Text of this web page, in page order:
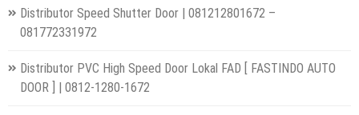
Distributor Speed Shutter Door | 081212801672 –
081772331972
Distributor PVC High Speed Door Lokal FAD [ FASTINDO AUTO
DOOR ] | 0812-1280-1672